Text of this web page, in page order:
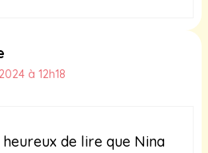
à 12h18
de lire que Nina